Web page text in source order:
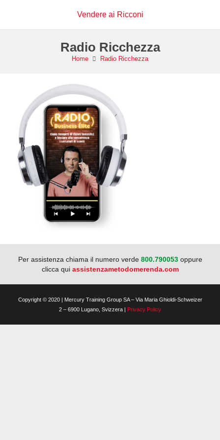
Vendere ai Ricconi
Radio Ricchezza
Home Radio Ricchezza
Per assistenza chiama il numero verde 800.790053 oppure
clicca qui assistenzametodomerenda.com
Copyright © 2020 | Mercury Training Group SA – Via Maria Ghioldi-Schweizer
2 – 6900 Lugano, Svizzera | Privacy Policy